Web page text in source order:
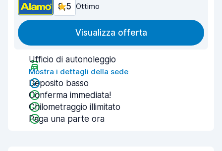
8,5 Ottimo
Visualizza offerta
Ufficio di autonoleggio
Mostra i dettagli della sede
Deposito basso
Conferma immediata!
Chilometraggio illimitato
Paga una parte ora